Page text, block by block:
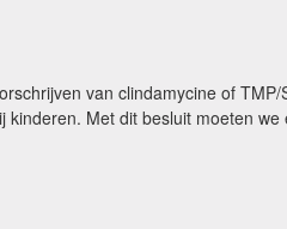
van clindamycine of
Met dit besluit moeten